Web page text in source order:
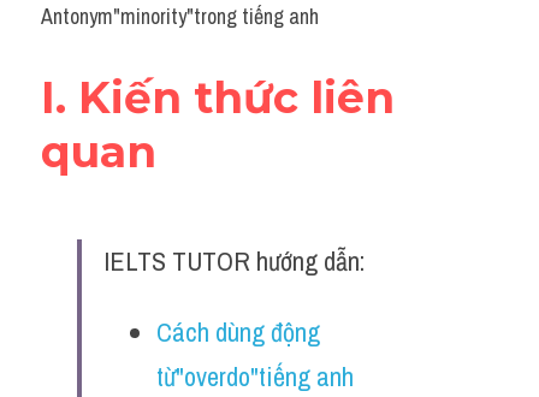
Word form
Cách dùng từ
Đề thi thật Task 2
Antonym"minority"trong tiếng anh
I. Kiến thức liên
quan
IELTS TUTOR hướng dẫn:
Cách dùng động
từ"overdo"tiếng anh